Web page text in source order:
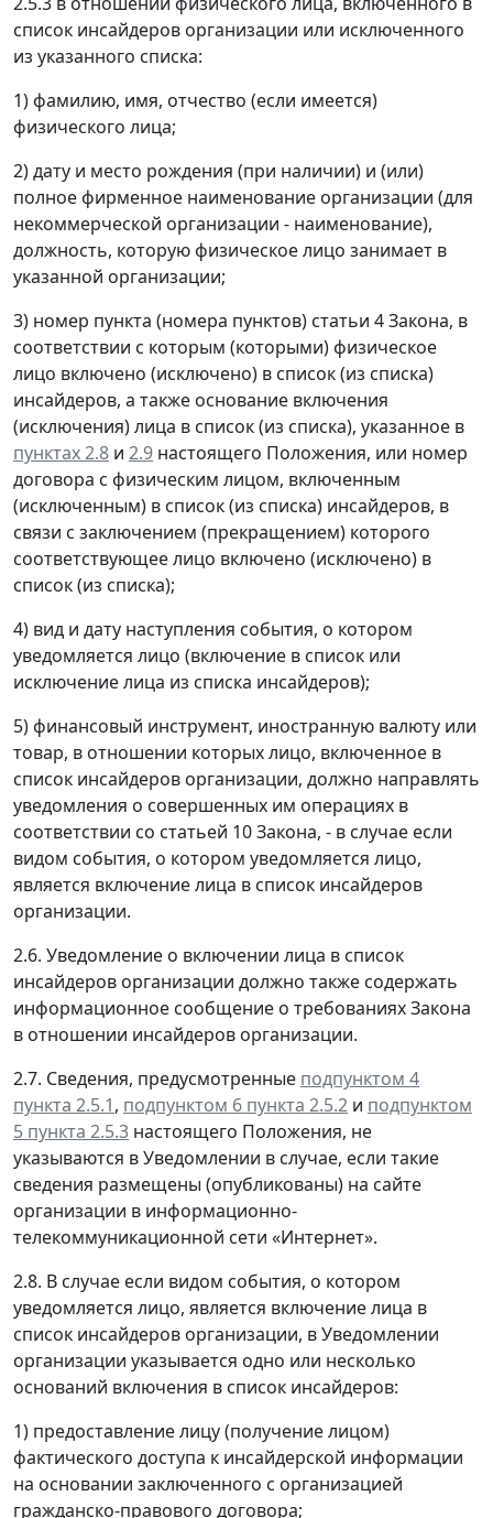
список инсайдеров организации или исключенного
из указанного списка:
1) фамилию, имя, отчество (если имеется)
физического лица;
2) дату и место рождения (при наличии) и (или)
полное фирменное наименование организации (для
некоммерческой организации - наименование),
должность, которую физическое лицо занимает в
указанной организации;
3) номер пункта (номера пунктов) статьи 4 Закона, в
соответствии с которым (которыми) физическое
лицо включено (исключено) в список (из списка)
инсайдеров, а также основание включения
(исключения) лица в список (из списка), указанное в
пунктах 2.8 и 2.9 настоящего Положения, или номер
договора с физическим лицом, включенным
(исключенным) в список (из списка) инсайдеров, в
связи с заключением (прекращением) которого
соответствующее лицо включено (исключено) в
список (из списка);
4) вид и дату наступления события, о котором
уведомляется лицо (включение в список или
исключение лица из списка инсайдеров);
5) финансовый инструмент, иностранную валюту или
товар, в отношении которых лицо, включенное в
список инсайдеров организации, должно направлять
уведомления о совершенных им операциях в
соответствии со статьей 10 Закона, - в случае если
видом события, о котором уведомляется лицо,
является включение лица в список инсайдеров
организации.
2.6. Уведомление о включении лица в список
инсайдеров организации должно также содержать
информационное сообщение о требованиях Закона
в отношении инсайдеров организации.
2.7. Сведения, предусмотренные подпунктом 4
пункта 2.5.1, подпунктом 6 пункта 2.5.2 и подпунктом
5 пункта 2.5.3 настоящего Положения, не
указываются в Уведомлении в случае, если такие
сведения размещены (опубликованы) на сайте
организации в информационно-
телекоммуникационной сети «Интернет».
2.8. В случае если видом события, о котором
уведомляется лицо, является включение лица в
список инсайдеров организации, в Уведомлении
организации указывается одно или несколько
оснований включения в список инсайдеров:
1) предоставление лицу (получение лицом)
фактического доступа к инсайдерской информации
на основании заключенного с организацией
гражданско-правового договора;